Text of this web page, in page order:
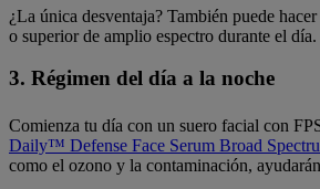
¿La única desventaja? También puede
o superior de amplio espectro durante el día.
3. Régimen del día a la noche
Comienza tu día con un suero facial con
Daily™ Defense Face Serum Broad
como el ozono y la contaminación,